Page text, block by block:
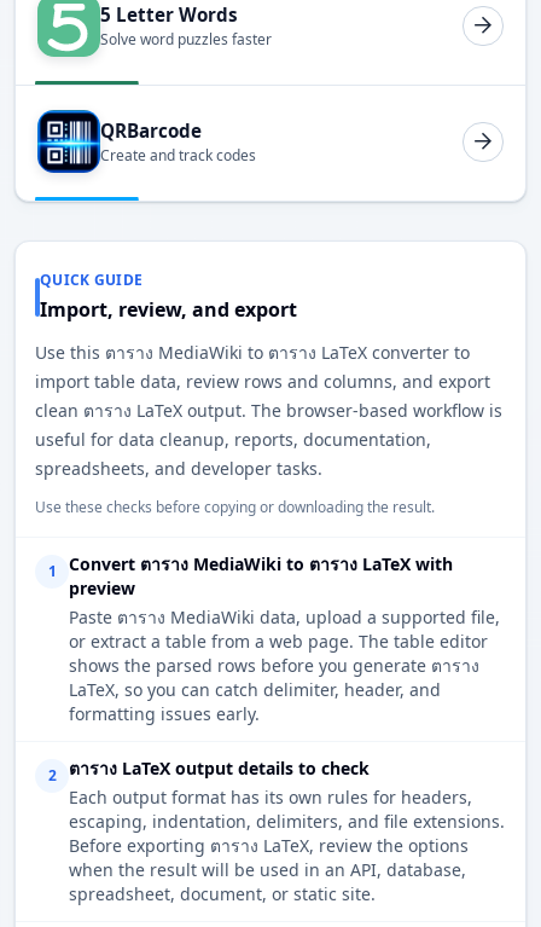
5 Letter Words
Solve word puzzles faster
QRBarcode
Create and track codes
QUICK GUIDE
Import, review, and export
Use this ตาราง MediaWiki to ตาราง LaTeX converter to
import table data, review rows and columns, and export
clean ตาราง LaTeX output. The browser-based workflow is
useful for data cleanup, reports, documentation,
spreadsheets, and developer tasks.
Use these checks before copying or downloading the result.
1
Convert ตาราง MediaWiki to ตาราง LaTeX with
preview
Paste ตาราง MediaWiki data, upload a supported file,
or extract a table from a web page. The table editor
shows the parsed rows before you generate ตาราง
LaTeX, so you can catch delimiter, header, and
formatting issues early.
2
ตาราง LaTeX output details to check
Each output format has its own rules for headers,
escaping, indentation, delimiters, and file extensions.
Before exporting ตาราง LaTeX, review the options
when the result will be used in an API, database,
spreadsheet, document, or static site.